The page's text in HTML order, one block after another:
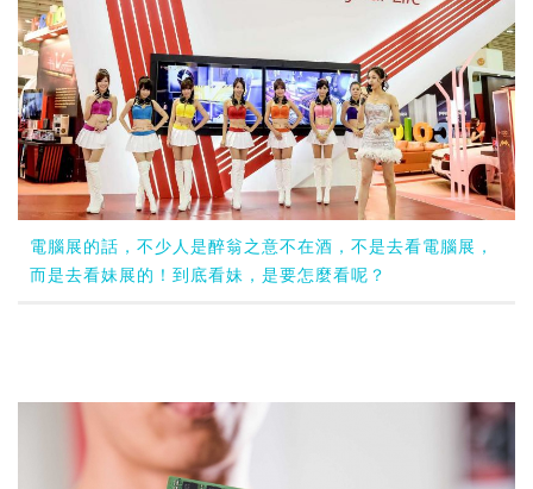
電腦展的話，不少人是醉翁之意不在酒，不是去看電腦展，
而是去看妹展的！到底看妹，是要怎麼看呢？